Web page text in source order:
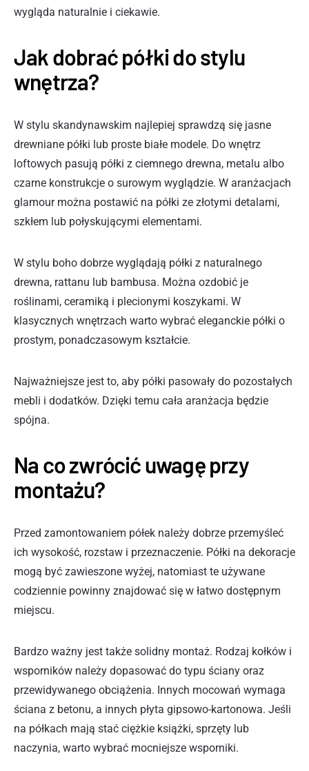
wygląda naturalnie i ciekawie.
Jak dobrać półki do stylu
wnętrza?
W stylu skandynawskim najlepiej sprawdzą się jasne
drewniane półki lub proste białe modele. Do wnętrz
loftowych pasują półki z ciemnego drewna, metalu albo
czarne konstrukcje o surowym wyglądzie. W aranżacjach
glamour można postawić na półki ze złotymi detalami,
szkłem lub połyskującymi elementami.
W stylu boho dobrze wyglądają półki z naturalnego
drewna, rattanu lub bambusa. Można ozdobić je
roślinami, ceramiką i plecionymi koszykami. W
klasycznych wnętrzach warto wybrać eleganckie półki o
prostym, ponadczasowym kształcie.
Najważniejsze jest to, aby półki pasowały do pozostałych
mebli i dodatków. Dzięki temu cała aranżacja będzie
spójna.
Na co zwrócić uwagę przy
montażu?
Przed zamontowaniem półek należy dobrze przemyśleć
ich wysokość, rozstaw i przeznaczenie. Półki na dekoracje
mogą być zawieszone wyżej, natomiast te używane
codziennie powinny znajdować się w łatwo dostępnym
miejscu.
Bardzo ważny jest także solidny montaż. Rodzaj kołków i
wsporników należy dopasować do typu ściany oraz
przewidywanego obciążenia. Innych mocowań wymaga
ściana z betonu, a innych płyta gipsowo-kartonowa. Jeśli
na półkach mają stać ciężkie książki, sprzęty lub
naczynia, warto wybrać mocniejsze wsporniki.